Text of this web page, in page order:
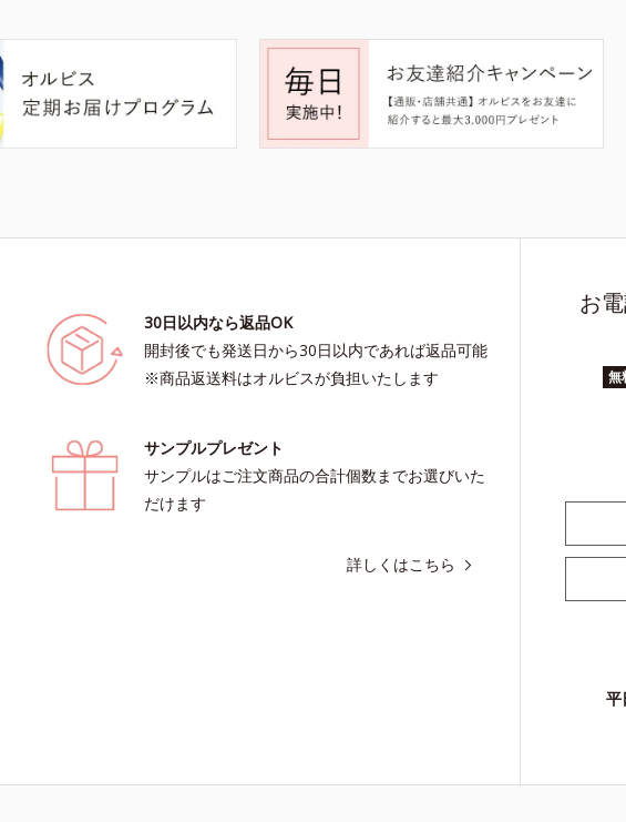
30日以内なら返品OK
開封後でも発送日から30日以内であれば返品可能
※商品返送料はオルビスが負担いたします
サンプルプレゼント
サンプルはご注文商品の合計個数までお選びいた
だけます
詳しくはこちら
お
無
平